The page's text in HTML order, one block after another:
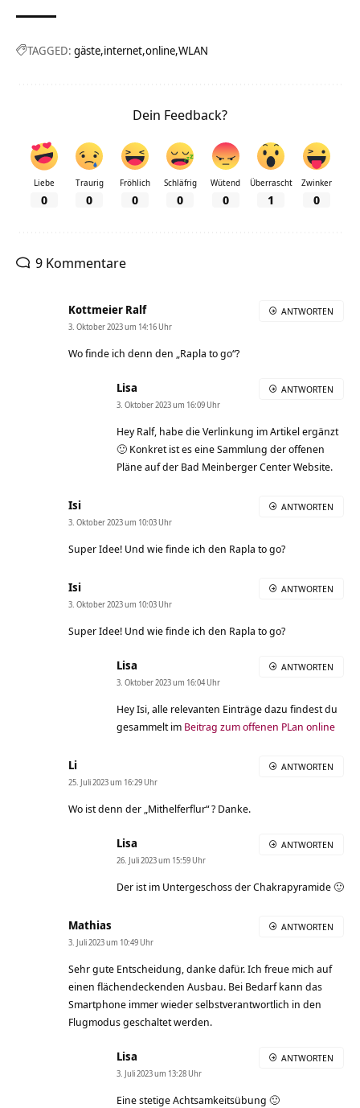
TAGGED: gäste internet online WLAN
Dein Feedback?
Liebe
0
Traurig
0
Fröhlich
0
Schläfrig
0
Wütend
0
Überrascht
1
Zwinker
0
9 Kommentare
Kottmeier Ralf
3. Oktober 2023 um 14:16 Uhr
Wo finde ich denn den „Rapla to go“?
ANTWORTEN
Lisa
3. Oktober 2023 um 16:09 Uhr
Hey Ralf, habe die Verlinkung im Artikel ergänzt
🙂 Konkret ist es eine Sammlung der offenen
Pläne auf der Bad Meinberger Center Website.
ANTWORTEN
Isi
3. Oktober 2023 um 10:03 Uhr
Super Idee! Und wie finde ich den Rapla to go?
ANTWORTEN
Isi
3. Oktober 2023 um 10:03 Uhr
Super Idee! Und wie finde ich den Rapla to go?
ANTWORTEN
Lisa
3. Oktober 2023 um 16:04 Uhr
Hey Isi, alle relevanten Einträge dazu findest du
gesammelt im Beitrag zum offenen PLan online
ANTWORTEN
Li
25. Juli 2023 um 16:29 Uhr
Wo ist denn der „Mithelferflur“ ? Danke.
ANTWORTEN
Lisa
26. Juli 2023 um 15:59 Uhr
Der ist im Untergeschoss der Chakrapyramide 🙂
ANTWORTEN
Mathias
3. Juli 2023 um 10:49 Uhr
Sehr gute Entscheidung, danke dafür. Ich freue mich auf
einen flächendeckenden Ausbau. Bei Bedarf kann das
Smartphone immer wieder selbstverantwortlich in den
Flugmodus geschaltet werden.
ANTWORTEN
Lisa
3. Juli 2023 um 13:28 Uhr
Eine stetige Achtsamkeitsübung 🙂
ANTWORTEN